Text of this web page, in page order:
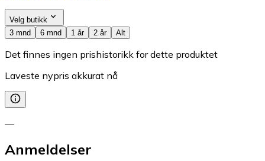
Velg butikk
3 mnd
6 mnd 1 år 2 år Alt
Det finnes ingen prishistorikk for dette produktet
Laveste nypris akkurat nå
—
Anmeldelser